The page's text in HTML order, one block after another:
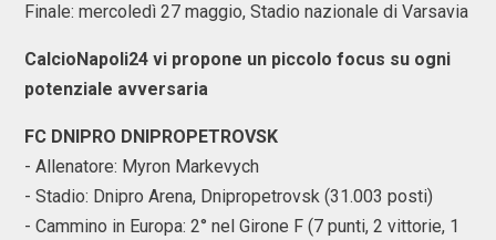
Finale: mercoledì 27 maggio, Stadio nazionale di Varsavia
CalcioNapoli24 vi propone un piccolo focus su ogni
potenziale avversaria
FC DNIPRO DNIPROPETROVSK
- Allenatore: Myron Markevych
- Stadio: Dnipro Arena, Dnipropetrovsk (31.003 posti)
- Cammino in Europa: 2° nel Girone F (7 punti, 2 vittorie, 1